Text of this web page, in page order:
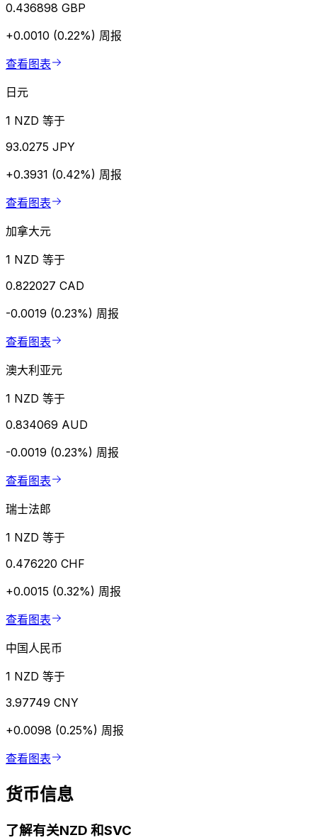
0.436898 GBP
+0.0010 (0.22%) 周报
查看图表
日元
1 NZD 等于
93.0275 JPY
+0.3931 (0.42%) 周报
查看图表
加拿大元
1 NZD 等于
0.822027 CAD
-0.0019 (0.23%) 周报
查看图表
澳大利亚元
1 NZD 等于
0.834069 AUD
-0.0019 (0.23%) 周报
查看图表
瑞士法郎
1 NZD 等于
0.476220 CHF
+0.0015 (0.32%) 周报
查看图表
中国人民币
1 NZD 等于
3.97749 CNY
+0.0098 (0.25%) 周报
查看图表
货币信息
了解有关NZD 和SVC